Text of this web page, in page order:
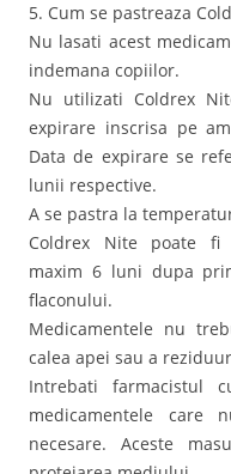
5. Cum se pastreaza
Nu lasati acest
indemana copiilor.
Nu utilizati Coldrex
expirare inscrisa pe
Data de expirare se
lunii respective.
A se pastra la
Coldrex Nite poate
maxim 6 luni dupa
flaconului.
Medicamentele nu
calea apei sau a
Intrebati farmacistul
medicamentele care
necesare. Aceste